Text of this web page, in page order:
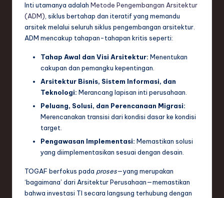
Inti utamanya adalah Metode Pengembangan Arsitektur
(ADM) , siklus bertahap dan iteratif yang memandu
arsitek melalui seluruh siklus pengembangan arsitektur.
ADM mencakup tahapan-tahapan kritis seperti:
Tahap Awal dan Visi Arsitektur: Menentukan
cakupan dan pemangku kepentingan.
Arsitektur Bisnis, Sistem Informasi, dan
Teknologi: Merancang lapisan inti perusahaan.
Peluang, Solusi, dan Perencanaan Migrasi:
Merencanakan transisi dari kondisi dasar ke kondisi
target.
Pengawasan Implementasi: Memastikan solusi
yang diimplementasikan sesuai dengan desain.
TOGAF berfokus pada proses—yang merupakan
‘bagaimana’ dari Arsitektur Perusahaan—memastikan
bahwa investasi TI secara langsung terhubung dengan